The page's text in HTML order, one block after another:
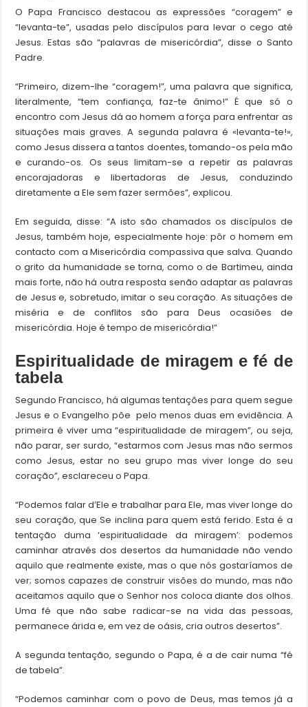
O Papa Francisco destacou as expressões “coragem” e
“levanta-te”, usadas pelo discípulos para levar o cego até
Jesus. Estas são “palavras de misericórdia”, disse o Santo
Padre.
“Primeiro, dizem-lhe “coragem!”, uma palavra que significa,
literalmente, “tem confiança, faz-te ânimo!” É que só o
encontro com Jesus dá ao homem a força para enfrentar as
situações mais graves. A segunda palavra é «levanta-te!»,
como Jesus dissera a tantos doentes, tomando-os pela mão
e curando-os. Os seus limitam-se a repetir as palavras
encorajadoras e libertadoras de Jesus, conduzindo
diretamente a Ele sem fazer sermões”, explicou.
Em seguida, disse: “A isto são chamados os discípulos de
Jesus, também hoje, especialmente hoje: pôr o homem em
contacto com a Misericórdia compassiva que salva. Quando
o grito da humanidade se torna, como o de Bartimeu, ainda
mais forte, não há outra resposta senão adaptar as palavras
de Jesus e, sobretudo, imitar o seu coração. As situações de
miséria e de conflitos são para Deus ocasiões de
misericórdia. Hoje é tempo de misericórdia!”
Espiritualidade de miragem e fé de
tabela
Segundo Francisco, há algumas tentações para quem segue
Jesus e o Evangelho põe pelo menos duas em evidência. A
primeira é viver uma “espiritualidade de miragem”, ou seja,
não parar, ser surdo, “estarmos com Jesus mas não sermos
como Jesus, estar no seu grupo mas viver longe do seu
coração”, esclareceu o Papa.
“Podemos falar d’Ele e trabalhar para Ele, mas viver longe do
seu coração, que Se inclina para quem está ferido. Esta é a
tentação duma ‘espiritualidade da miragem’: podemos
caminhar através dos desertos da humanidade não vendo
aquilo que realmente existe, mas o que nós gostaríamos de
ver; somos capazes de construir visões do mundo, mas não
aceitamos aquilo que o Senhor nos coloca diante dos olhos.
Uma fé que não sabe radicar-se na vida das pessoas,
permanece árida e, em vez de oásis, cria outros desertos”.
A segunda tentação, segundo o Papa, é a de cair numa “fé
de tabela”.
“Podemos caminhar com o povo de Deus, mas temos já a